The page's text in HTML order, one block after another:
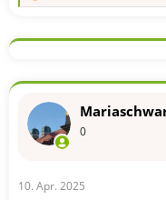
k
o
e
n
0
10. Apr. 2025